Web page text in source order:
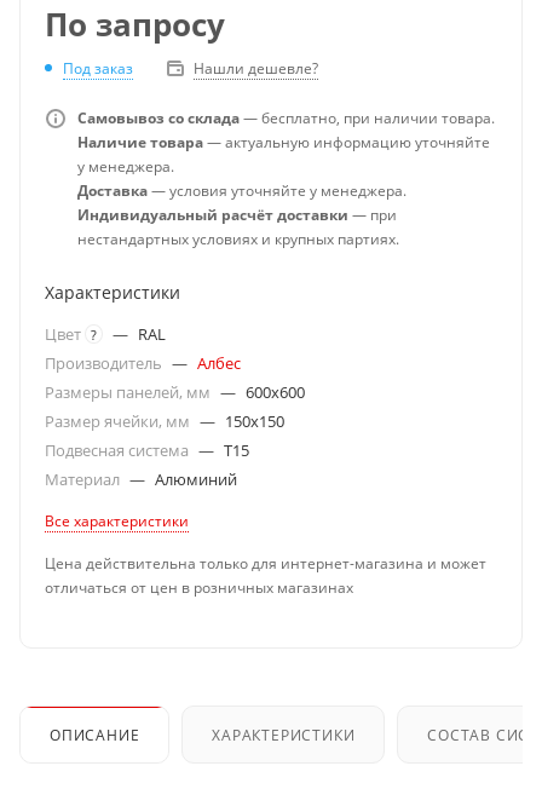
По запросу
Под заказ Нашли дешевле?
Самовывоз со склада— бесплатно, при наличии товара.
Наличие товара— актуальную информацию уточняйте
у менеджера.
Доставка— условия уточняйте у менеджера.
Индивидуальный расчёт доставки — при
нестандартных условиях и крупных партиях.
Характеристики
Цвет ? — RAL
Производитель — Албес
Размеры панелей, мм — 600x600
Размер ячейки, мм — 150x150
Подвесная система — T15
Материал — Алюминий
Все характеристики
Цена действительна только для интернет-магазина и может
отличаться от цен в розничных магазинах
ОПИСАНИЕ ХАРАКТЕРИСТИКИ СОСТАВ